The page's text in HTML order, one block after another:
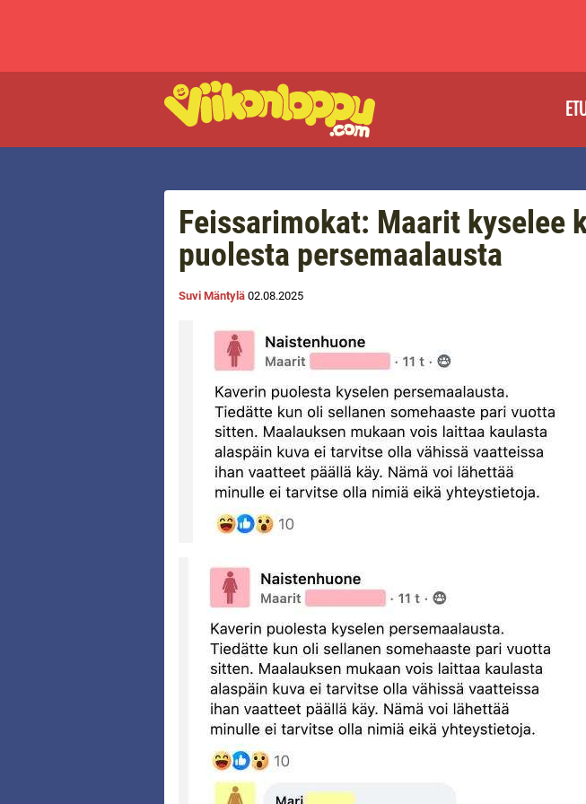
Feissarimokat: Maarit kyselee
puolesta persemaalausta
Suvi Mäntylä 02.08.2025